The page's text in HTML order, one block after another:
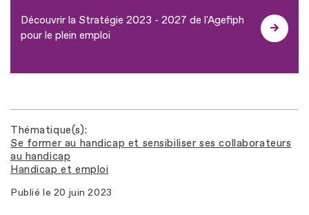
Découvrir la Stratégie 2023 - 2027 de l'Agefiph
pour le plein emploi
Thématique(s)
Se former au handicap et sensibiliser ses collaborateurs
au handicap
Handicap et emploi
Publié le 20 juin 2023